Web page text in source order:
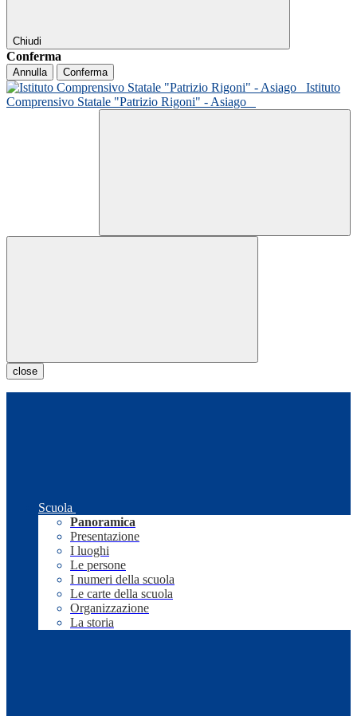
Chiudi
Conferma
Annulla Conferma
Istituto
Comprensivo Statale "Patrizio Rigoni" - Asiago
close
Scuola
Panoramica
Presentazione
I luoghi
Le persone
I numeri della scuola
Le carte della scuola
Organizzazione
La storia